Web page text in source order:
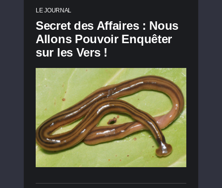
LE JOURNAL
Secret des Affaires : Nous
Allons Pouvoir Enquêter
sur les Vers !